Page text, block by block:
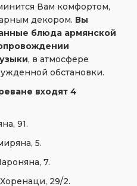
Вам комфортом,
декором. Вы
блюда армянской
, в атмосфере
обстановки.
входят 4
91.
5.
7.
29/2.